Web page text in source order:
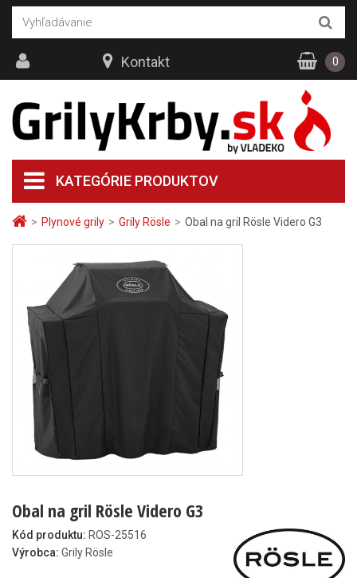
> Plynové grily > Grily Rösle > Obal na gril Rösle Videro G3
Obal na gril Rösle Videro G3
Kód produktu: ROS-25516
Výrobca: Grily Rösle
KATEGÓRIE PRODUKTOV
Kontakt 0